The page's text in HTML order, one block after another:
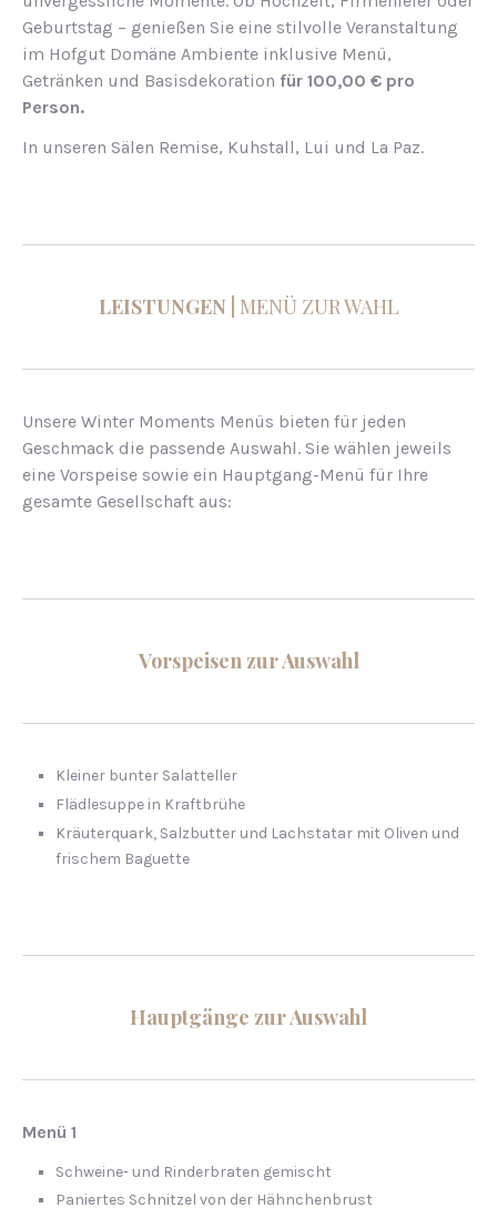
Geburtstag – genießen Sie eine stilvolle Veranstaltung
im Hofgut Domäne Ambiente inklusive Menü,
Getränken und Basisdekoration für 100,00 € pro
Person.
In unseren Sälen Remise, Kuhstall, Lui und La Paz.
LEISTUNGEN | MENÜ ZUR WAHL
Unsere Winter Moments Menüs bieten für jeden
Geschmack die passende Auswahl. Sie wählen jeweils
eine Vorspeise sowie ein Hauptgang-Menü für Ihre
gesamte Gesellschaft aus:
Vorspeisen zur Auswahl
Kleiner bunter Salatteller
Flädlesuppe in Kraftbrühe
Kräuterquark, Salzbutter und Lachstatar mit Oliven und
frischem Baguette
Hauptgänge zur Auswahl
Menü 1
Schweine- und Rinderbraten gemischt
Paniertes Schnitzel von der Hähnchenbrust